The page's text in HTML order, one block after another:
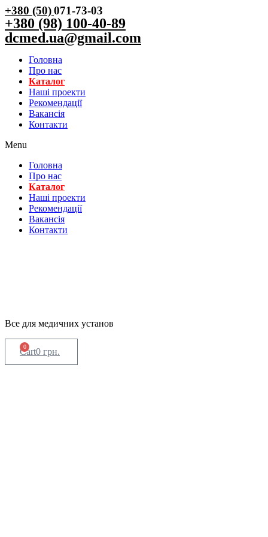
+380 (50)071-73-03
+380 (98) 100-40-89
dcmed.ua@gmail.com
Головна
Про нас
Каталог
Нашi проекти
Рекомендації
Вакансiя
Контакти
Menu
Головна
Про нас
Каталог
Нашi проекти
Рекомендації
Вакансiя
Контакти
Все для медичних установ
0 грн.
0
Cart